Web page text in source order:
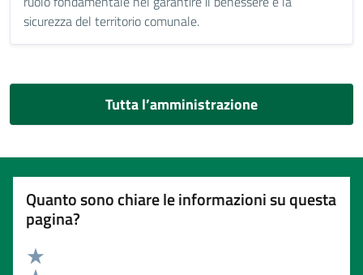
sicurezza del territorio comunale.
Tutta l’amministrazione
Quanto sono chiare le informazioni su questa
pagina?